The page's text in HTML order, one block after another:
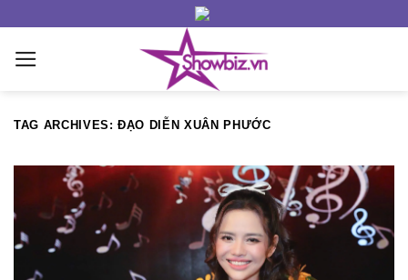
content
TAG ARCHIVES:ĐẠO DIỄN XUÂN PHƯỚC